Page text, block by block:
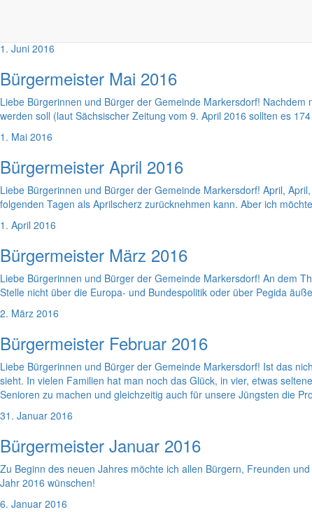
Liebe Bürgerinnen und Bürger der Gemeinde Markersdorf! Der
1. Juni 2016
Bürgermeister Mai 2016
Liebe Bürgerinnen und Bürger der Gemeinde Markersdorf!
werden soll (laut Sächsischer Zeitung vom 9. April 2016 sollten es
1. Mai 2016
Bürgermeister April 2016
Liebe Bürgerinnen und Bürger der Gemeinde Markersdorf! April,
folgenden Tagen als Aprilscherz zurücknehmen kann. Aber ich
1. April 2016
Bürgermeister März 2016
Liebe Bürgerinnen und Bürger der Gemeinde Markersdorf! An dem
Stelle nicht über die Europa- und Bundespolitik oder über Pegida
2. März 2016
Bürgermeister Februar 2016
Liebe Bürgerinnen und Bürger der Gemeinde Markersdorf! Ist das
sieht. In vielen Familien hat man noch das Glück, in vier, etwas
Senioren zu machen und gleichzeitig auch für unsere Jüngsten die
31. Januar 2016
Bürgermeister Januar 2016
Zu Beginn des neuen Jahres möchte ich allen Bürgern, Freunden
Jahr 2016 wünschen!
6. Januar 2016